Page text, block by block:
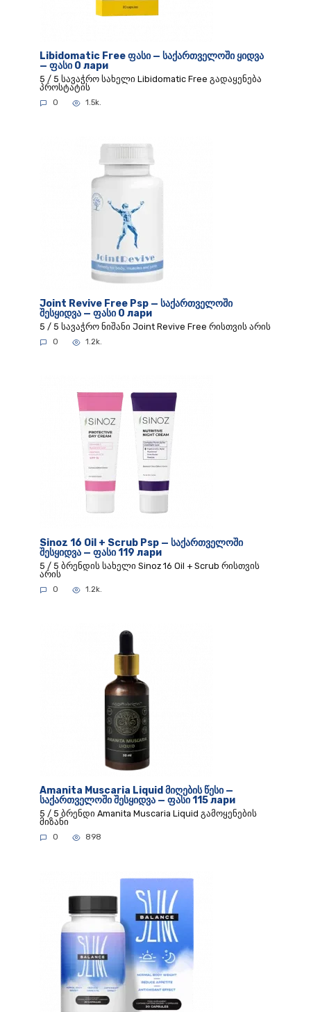
Libidomatic Free ფასი — საქართველოში ყიდვა
— ფასი 0 лари
5 / 5 სავაჭრო სახელი Libidomatic Free გადაყენება
პროსტატის
0 1.5k.
Joint Revive Free Psp — საქართველოში
შესყიდვა — ფასი 0 лари
5 / 5 სავაჭრო ნიშანი Joint Revive Free რისთვის არის
0 1.2k.
Sinoz 16 Oil + Scrub Psp — საქართველოში
შესყიდვა — ფასი 119 лари
5 / 5 ბრენდის სახელი Sinoz 16 Oil + Scrub რისთვის
არის
0 1.2k.
Amanita Muscaria Liquid მიღების წესი —
საქართველოში შესყიდვა — ფასი 115 лари
5 / 5 ბრენდი Amanita Muscaria Liquid გამოყენების
მიზანი
0 898